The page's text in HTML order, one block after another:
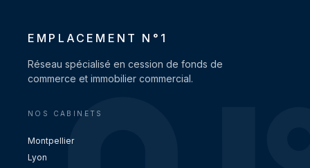
EMPLACEMENT N°1
Réseau spécialisé en cession de fonds de
commerce et immobilier commercial.
NOS CABINETS
Montpellier
Lyon